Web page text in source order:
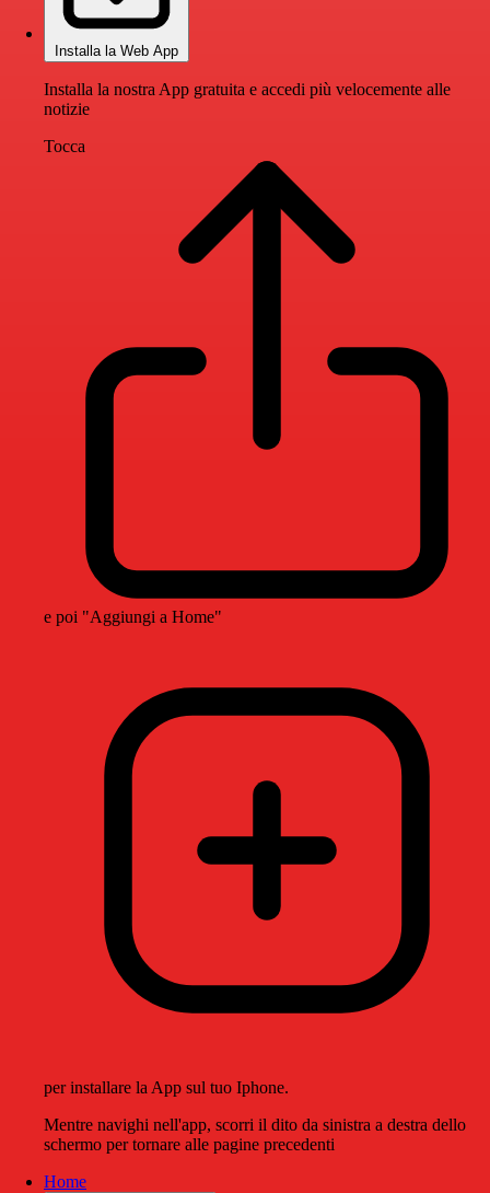
Installa la Web App
Installa la nostra App gratuita e accedi più velocemente alle
notizie
Tocca
e poi "Aggiungi a Home"
per installare la App sul tuo Iphone.
Mentre navighi nell'app, scorri il dito da sinistra a destra dello
schermo per tornare alle pagine precedenti
Home